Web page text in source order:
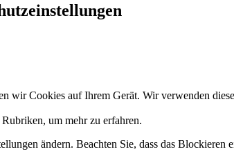
wir Cookies auf Ihrem Gerät. Wir verwenden
um mehr zu erfahren.
ändern. Beachten Sie, dass das